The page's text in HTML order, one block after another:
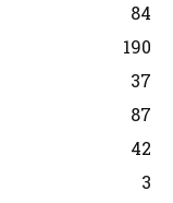
84
190
37
87
42
3